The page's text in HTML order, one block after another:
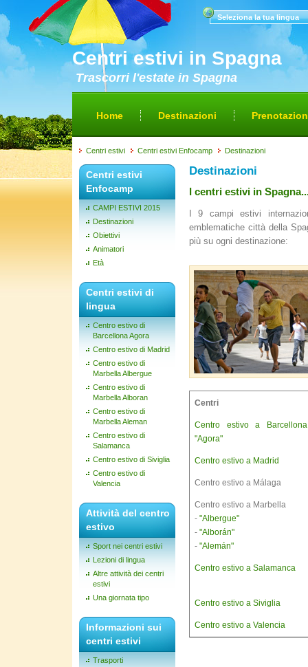
Centri estivi in Spagna
Trascorri l'estate in Spagna
Seleziona la tua lingua
Home Destinazioni
Centri estivi Centri estivi Enfocamp Destinazioni
Centri estivi
Enfocamp
CAMPI ESTIVI 2015
Destinazioni
Obiettivi
Animatori
Età
Centri estivi di
lingua
Centro estivo di
Barcellona Agora
Centro estivo di Madrid
Centro estivo di
Marbella Albergue
Centro estivo di
Marbella Alboran
Centro estivo di
Marbella Aleman
Centro estivo di
Salamanca
Centro estivo di Siviglia
Centro estivo di
Valencia
Attività del centro
estivo
Sport nei centri estivi
Lezioni di lingua
Altre attività dei centri
estivi
Una giornata tipo
Informazioni sui
centri estivi
Trasporti
Destinazioni
I centri estivi in
I 9 campi estivi
emblematiche città della
più su ogni destinazione:
Centri
Centro estivo a Barcellona
"Agora"
Centro estivo a Madrid
Centro estivo a Málaga
Centro estivo a Marbella
- "Albergue"
- "Alborán"
- "Alemán"
Centro estivo a Salamanca
Centro estivo a Siviglia
Centro estivo a Valencia